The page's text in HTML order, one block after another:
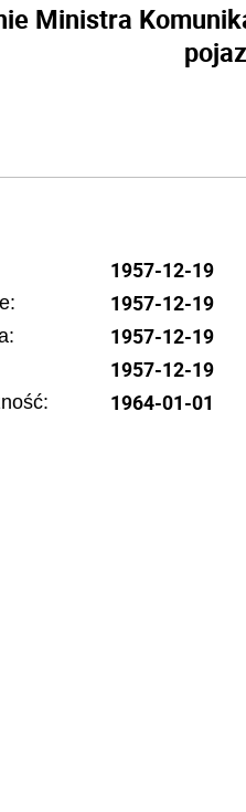
Ministra
1957-12-19
1957-12-19
1957-12-19
1957-12-19
1964-01-01